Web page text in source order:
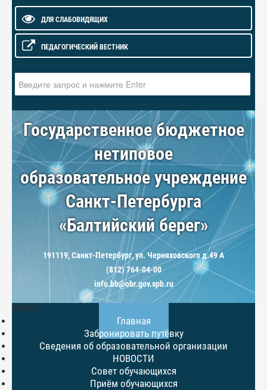
ДЛЯ СЛАБОВИДЯЩИХ
ПЕДАГОГИЧЕСКИЙ ВЕСТНИК
Государственное бюджетное
нетиповое
образовательное учреждение
Санкт-Петербурга
«Балтийский берег»
191119, Санкт-Петербург, ул. Черняховского д.49 А
(812) 764-04-00
info.bb@obr.gov.spb.ru
МЕНЮ
Главная
Забронировать путёвку
Сведения об образовательной организации
НОВОСТИ
Совет обучающихся
Приём обучающихся